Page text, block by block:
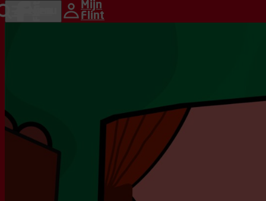
Ga naar hoofdinhoudMijn
Flint